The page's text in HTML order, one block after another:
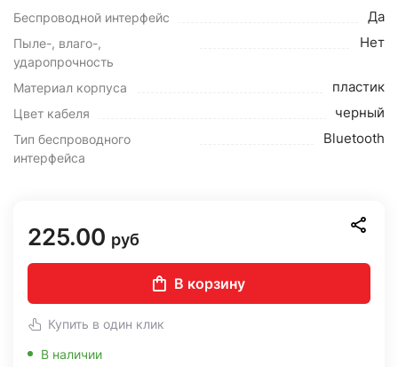
Беспроводной интерфейс Да
Пыле-, влаго-,
ударопрочность
Нет
Материал корпуса пластик
Цвет кабеля черный
Тип беспроводного
интерфейса
Bluetooth
225.00 руб
В корзину
Купить в один клик
В наличии